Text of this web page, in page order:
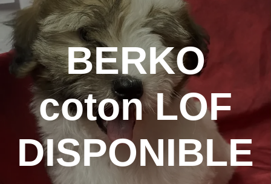
BERKO
coton LOF
DISPONIBLE